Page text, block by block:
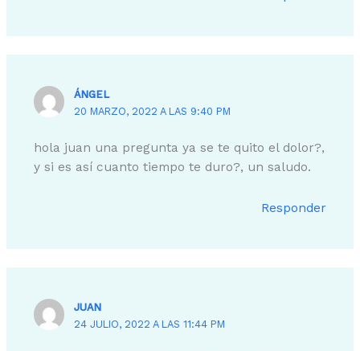
ÁNGEL
20 MARZO, 2022 A LAS 9:40 PM
hola juan una pregunta ya se te quito el dolor?,
y si es así cuanto tiempo te duro?, un saludo.
Responder
JUAN
24 JULIO, 2022 A LAS 11:44 PM